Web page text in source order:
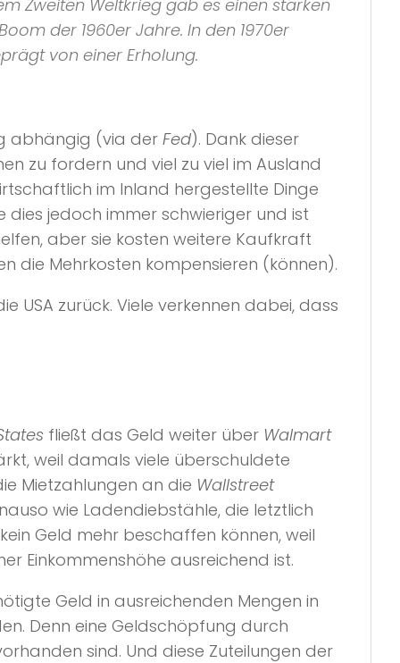
Zweiten Weltkrieg gab es einen starken
der 1960er Jahre. In den 1970er
von einer Erholung.
abhängig (via der Fed). Dank dieser
zu fordern und viel zu viel im Ausland
im Inland hergestellte Dinge
jedoch immer schwieriger und ist
aber sie kosten weitere Kaufkraft
die Mehrkosten kompensieren (können).
zurück. Viele verkennen dabei, dass
fließt das Geld weiter über Walmart
weil damals viele überschuldete
Mietzahlungen an die Wallstreet
wie Ladendiebstähle, die letztlich
Geld mehr beschaffen können, weil
Einkommenshöhe ausreichend ist.
Geld in ausreichenden Mengen in
Denn eine Geldschöpfung durch
sind. Und diese Zuteilungen der